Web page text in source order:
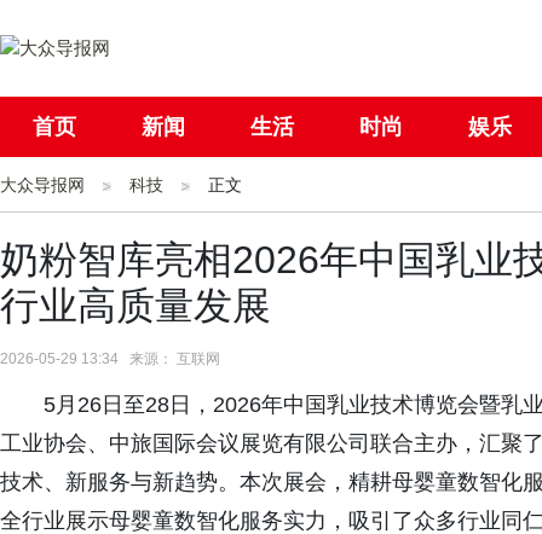
首页 新闻 生活 时尚 娱乐
社会 国际
大众导报网 科技 正文
奶粉智库亮相2026年中国乳业
行业高质量发展
2026-05-29 13:34 来源： 互联网
5月26日至28日，2026年中国乳业技术博览会暨乳
工业协会、中旅国际会议展览有限公司联合主办，汇聚
技术、新服务与新趋势。本次展会，精耕母婴童数智化
全行业展示母婴童数智化服务实力，吸引了众多行业同